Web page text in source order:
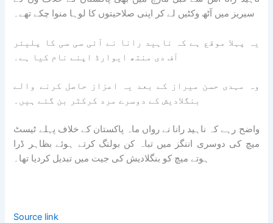
سیریز میں آٹھ وکٹیں لے کر اپنی صلاحیتوں کا لوہا منوا چکے تھے۔
یہ پہلا موقع ہے کہ ناہید رانا نے آئی سی سی کا پلیئر
آف دی منتھ ایوارڈ اپنے نام کیا ہے۔
وہ مہدی حسن میراز کے بعد یہ اعزاز حاصل کرنے والے
بنگلادیش کے دوسرے مرد کرکٹر بن گئے ہیں۔
واضح رہے کہ ناہید رانا نے رواں ماہ پاکستان کے خلاف پہلے ٹیسٹ
میچ کی دوسری اننگز میں تباہ کن بولنگ کرتے ہوئے بظاہر ڈرا
ہوتے میچ کو بنگلادیش کی جیت میں تبدیل کردیا تھا۔
Source link